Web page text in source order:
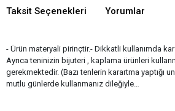
Taksit Seçenekleri Yorumlar
- Ürün materyali pirinçtir.- Dikkatli kullanımda
Ayrıca teninizin bijuteri , kaplama ürünleri
gerekmektedir. (Bazı tenlerin karartma yaptığı
mutlu günlerde kullanmanız dileğiyle…